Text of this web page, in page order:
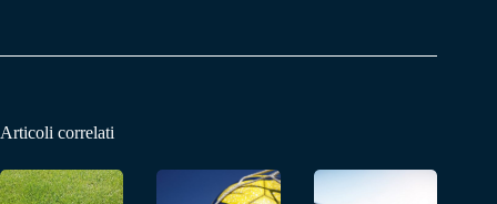
Articoli correlati